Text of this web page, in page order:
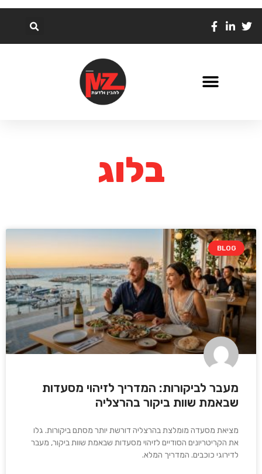
בלוג
BLOG
מעבר לביקורות: המדריך לזיהוי מסעדות
שבאמת שוות ביקור בהרצליה
מציאת מסעדה מומלצת בהרצליה דורשת יותר מסתם ביקורות. גלו
את הקריטריונים הסודיים לזיהוי מסעדות שבאמת שוות ביקור, מעבר
לדירוגי כוכבים. המדריך המלא.